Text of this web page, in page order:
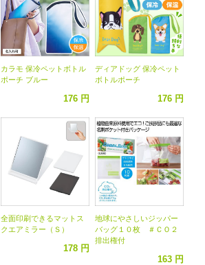
カラモ 保冷ペットボトル
ポーチ ブルー
176 円
ディアドッグ 保冷ペット
ボトルポーチ
176 円
全面印刷できるマットス
クエアミラー（Ｓ）
178 円
地球にやさしいジッパー
バッグ１０枚 ＃ＣＯ２
排出権付
163 円